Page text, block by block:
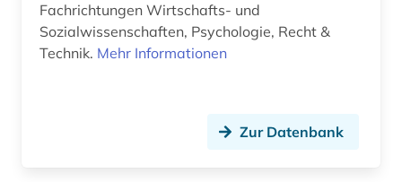
Fachrichtungen Wirtschafts- und
Sozialwissenschaften, Psychologie, Recht &
Technik. Mehr Informationen
Zur Datenbank